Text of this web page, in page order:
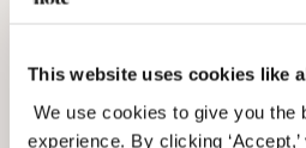
This website uses cookies like
We use cookies to give you the
experience. By clicking
Det er så kult å kunne
plagg samtidig som